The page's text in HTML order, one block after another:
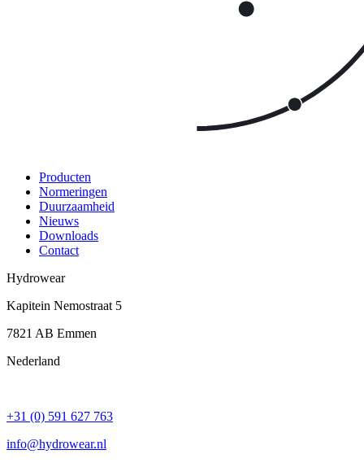
Producten
Normeringen
Duurzaamheid
Nieuws
Downloads
Contact
Hydrowear
Kapitein Nemostraat 5
7821 AB Emmen
Nederland
+31 (0) 591 627 763
info@hydrowear.nl